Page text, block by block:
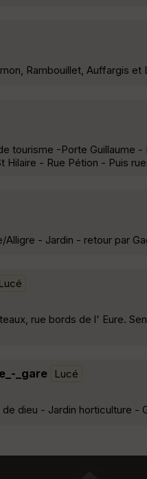
Rambouillet, Auffargis et
tourisme -Porte Guillaume
- Rue Pétion - Puis
- Jardin - retour par
Lucé
rue bords de l' Eure.
_gare Lucé
dieu - Jardin horticulture -